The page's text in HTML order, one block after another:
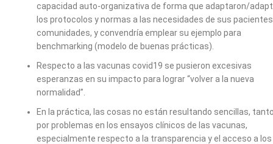
capacidad auto-organizativa de forma que adaptaron/
los protocolos y normas a las necesidades de sus
comunidades, y convendría emplear su ejemplo para
benchmarking (modelo de buenas prácticas).
Respecto a las vacunas covid19 se pusieron excesivas
esperanzas en su impacto para lograr “volver a la nueva
normalidad”.
En la práctica, las cosas no están resultando sencillas,
por problemas en los ensayos clínicos de las vacunas,
especialmente respecto a la transparencia y el acceso a los